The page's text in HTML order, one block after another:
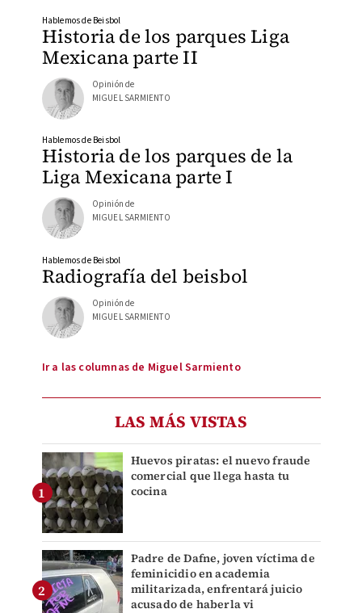
Historia de los parques Liga
Mexicana parte II
Hablemos de Beisbol
Opinión de
MIGUEL SARMIENTO
Historia de los parques de la
Liga Mexicana parte I
Hablemos de Beisbol
Opinión de
MIGUEL SARMIENTO
Radiografía del beisbol
Hablemos de Beisbol
Opinión de
MIGUEL SARMIENTO
Ir a las columnas de Miguel Sarmiento
LAS MÁS VISTAS
Huevos piratas: el nuevo fraude
comercial que llega hasta tu
cocina
Padre de Dafne, joven víctima de
feminicidio en academia
militarizada, enfrentará juicio
acusado de haberla vi